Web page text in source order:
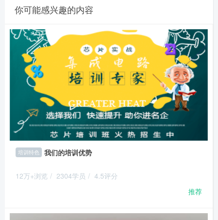
你可能感兴趣的内容
培训特色 我们的培训优势
12万+浏览 / 2304学员 / 4.5评分
推荐